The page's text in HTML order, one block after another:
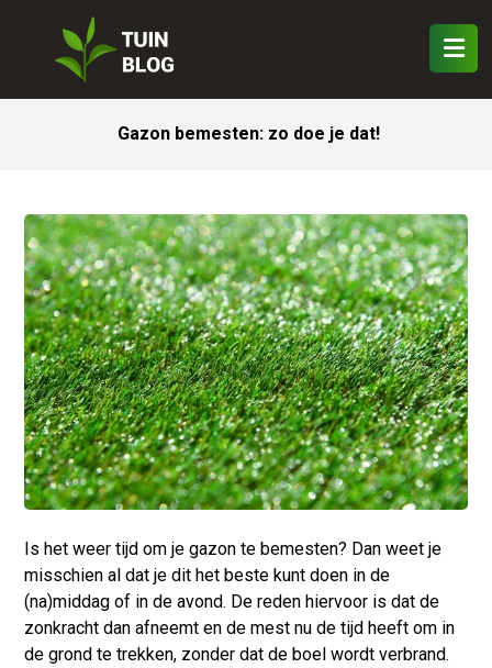
Gazon bemesten: zo doe je dat!
Is het weer tijd om je gazon te bemesten? Dan weet je
misschien al dat je dit het beste kunt doen in de
(na)middag of in de avond. De reden hiervoor is dat de
zonkracht dan afneemt en de mest nu de tijd heeft om in
de grond te trekken, zonder dat de boel wordt verbrand.